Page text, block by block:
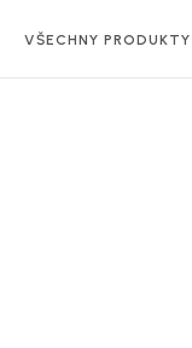
VŠECHNY PRODUKTY